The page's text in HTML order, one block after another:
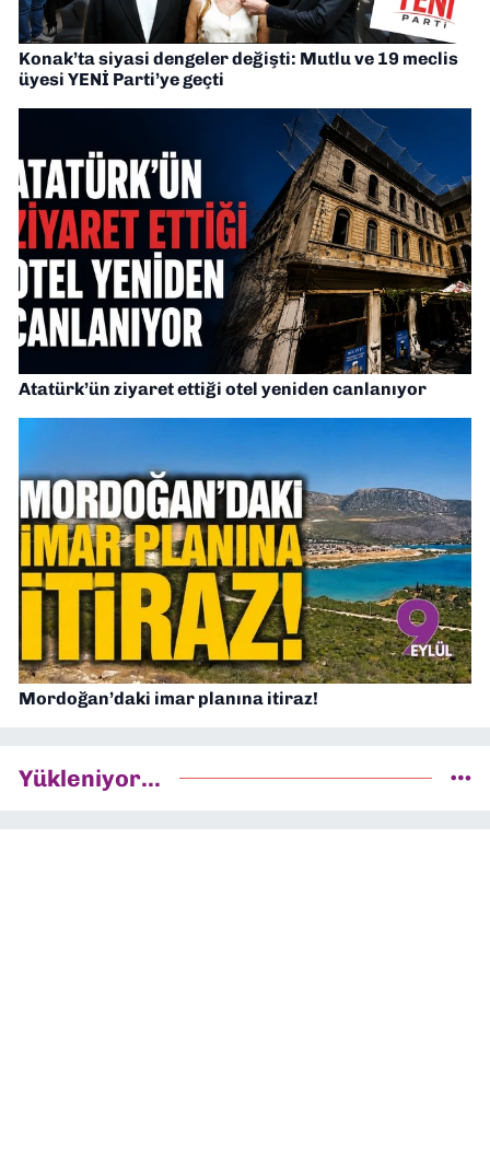
Konak’ta siyasi dengeler değişti: Mutlu ve 19 meclis
üyesi YENİ Parti’ye geçti
Atatürk’ün ziyaret ettiği otel yeniden canlanıyor
Mordoğan’daki imar planına itiraz!
Yükleniyor...